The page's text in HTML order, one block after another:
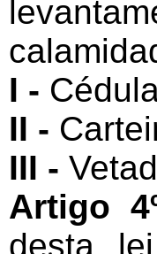
I -
II -
III -
Artigo
desta